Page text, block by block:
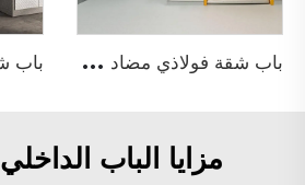
ب
اب شقة فولاذي مضاد للحريق
مزايا الباب